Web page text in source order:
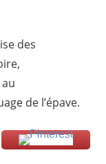
des
de l’épave.